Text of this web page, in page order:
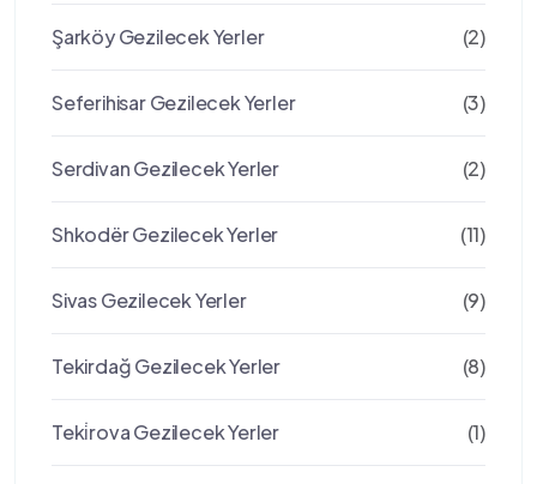
Şarköy Gezilecek Yerler (2)
Seferihisar Gezilecek Yerler (3)
Serdivan Gezilecek Yerler (2)
Shkodër Gezilecek Yerler (11)
Sivas Gezilecek Yerler (9)
Tekirdağ Gezilecek Yerler (8)
Teki̇rova Gezilecek Yerler (1)